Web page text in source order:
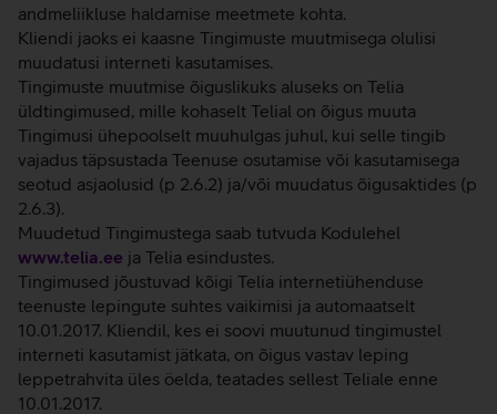
andmeliikluse haldamise meetmete kohta.
Kliendi jaoks ei kaasne Tingimuste muutmisega olulisi
muudatusi interneti kasutamises.
Tingimuste muutmise õiguslikuks aluseks on Telia
üldtingimused, mille kohaselt Telial on õigus muuta
Tingimusi ühepoolselt muuhulgas juhul, kui selle tingib
vajadus täpsustada Teenuse osutamise või kasutamisega
seotud asjaolusid (p 2.6.2) ja/või muudatus õigusaktides (p
2.6.3).
Muudetud Tingimustega saab tutvuda Kodulehel
www.telia.ee ja Telia esindustes.
Tingimused jõustuvad kõigi Telia internetiühenduse
teenuste lepingute suhtes vaikimisi ja automaatselt
10.01.2017. Kliendil, kes ei soovi muutunud tingimustel
interneti kasutamist jätkata, on õigus vastav leping
leppetrahvita üles öelda, teatades sellest Teliale enne
10.01.2017.